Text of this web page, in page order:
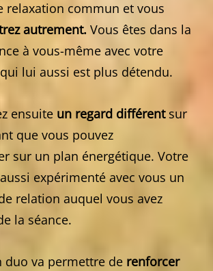
relaxation commun et vous
autrement. Vous êtes dans la
à vous-même avec votre
lui aussi est plus détendu.
ensuite un regard différentsur
que vous pouvez
sur un plan énergétique. Votre
expérimenté avec vous un
relation auquel vous avez
la séance.
duo va permettre de renforcer